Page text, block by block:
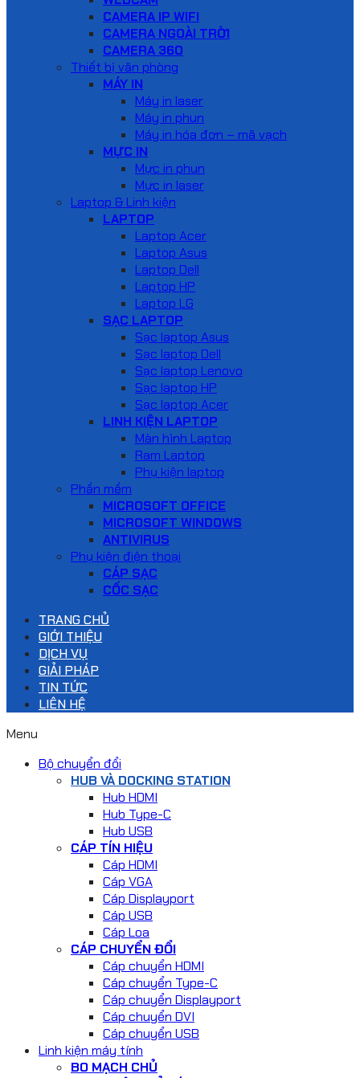
CAMERA IP WIFI
CAMERA NGOÀI TRỜI
CAMERA 360
Thiết bị văn phòng
MÁY IN
Máy in laser
Máy in phun
Máy in hóa đơn – mã vạch
MỰC IN
Mực in phun
Mực in laser
Laptop & Linh kiện
LAPTOP
Laptop Acer
Laptop Asus
Laptop Dell
Laptop HP
Laptop LG
SẠC LAPTOP
Sạc laptop Asus
Sạc laptop Dell
Sạc laptop Lenovo
Sạc laptop HP
Sạc laptop Acer
LINH KIỆN LAPTOP
Màn hình Laptop
Ram Laptop
Phụ kiện laptop
Phần mềm
MICROSOFT OFFICE
MICROSOFT WINDOWS
ANTIVIRUS
Phụ kiện điện thoại
CÁP SẠC
CỐC SẠC
TRANG CHỦ
GIỚI THIỆU
DỊCH VỤ
GIẢI PHÁP
TIN TỨC
LIÊN HỆ
Menu
Bộ chuyển đổi
HUB VÀ DOCKING STATION
Hub HDMI
Hub Type-C
Hub USB
CÁP TÍN HIỆU
Cáp HDMI
Cáp VGA
Cáp Displayport
Cáp USB
Cáp Loa
CÁP CHUYỂN ĐỔI
Cáp chuyển HDMI
Cáp chuyển Type-C
Cáp chuyển Displayport
Cáp chuyển DVI
Cáp chuyển USB
Linh kiện máy tính
BO MẠCH CHỦ